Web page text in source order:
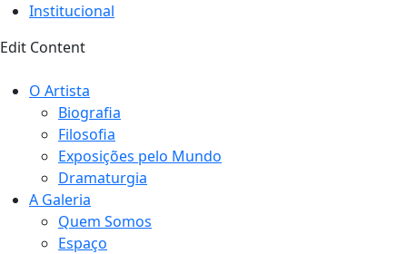
Institucional
Edit Content
O Artista
Biografia
Filosofia
Exposições pelo Mundo
Dramaturgia
A Galeria
Quem Somos
Espaço